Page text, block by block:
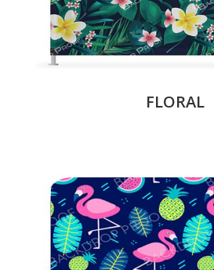
FLORAL